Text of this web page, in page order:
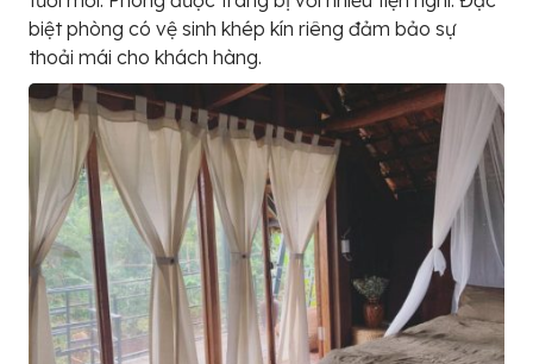
biệt phòng có vệ sinh khép kín riêng đảm bảo sự
thoải mái cho khách hàng.